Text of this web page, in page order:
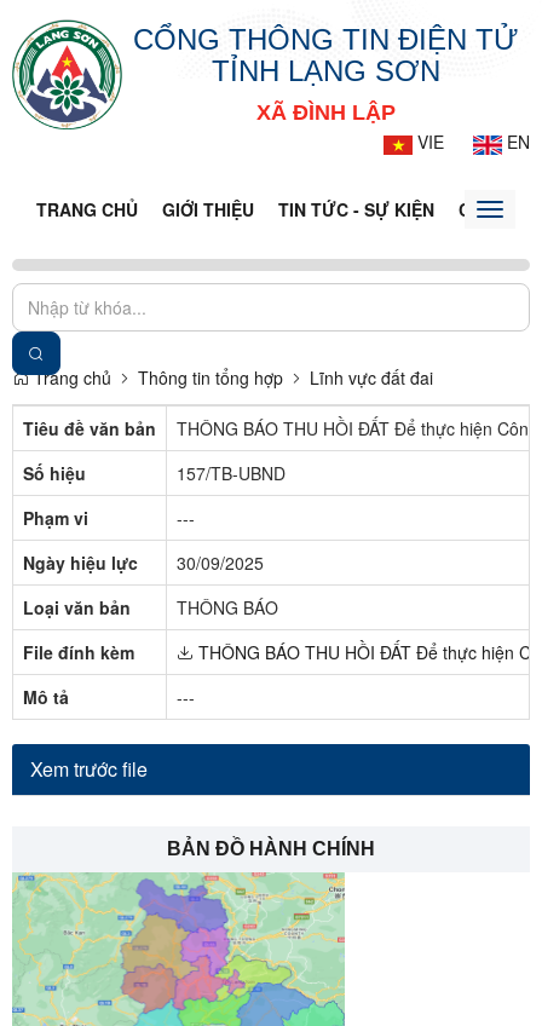
CỔNG THÔNG TIN ĐIỆN TỬ
TỈNH LẠNG SƠN
XÃ ĐÌNH LẬP
VIE
EN
TRANG CHỦ GIỚI THIỆU TIN TỨC - SỰ KIỆN CỔNGToggle
Trang chủ Thông tin tổng hợp Lĩnh vực đất đai
Tiêu đề văn bản
THÔNG BÁO THU HỒI ĐẤT Để thực hiện
Số hiệu
157/TB-UBND
Phạm vi
---
Ngày hiệu lực
30/09/2025
Loại văn bản
THÔNG BÁO
File đính kèm
THÔNG BÁO THU HỒI ĐẤT Để thực hiện
Mô tả
---
Xem trước file
BẢN ĐỒ HÀNH CHÍNH